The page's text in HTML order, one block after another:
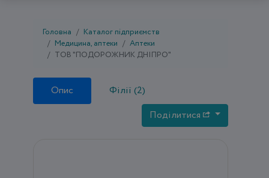
Головна
Каталог підприємств
Медицина, аптеки
Аптеки
ТОВ "ПОДОРОЖНИК ДНІПРО"
Опис
Філії (2)
Поділитися